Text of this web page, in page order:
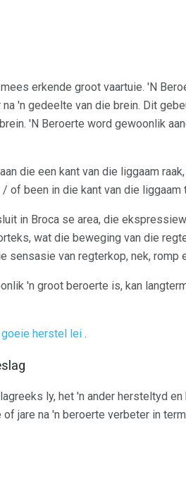
erkende groot vaartuie. 'N
'n gedeelte van die brein. Dit
'N Beroerte word gewoonlik
die een kant van die liggaam
been in die kant van die liggaam
in Broca se area, die
wat die beweging van die
van regterkop, nek, romp
'n groot beroerte is, kan
goeie herstel lei .
ly, het 'n ander hersteltyd
jare na 'n beroerte verbeter in